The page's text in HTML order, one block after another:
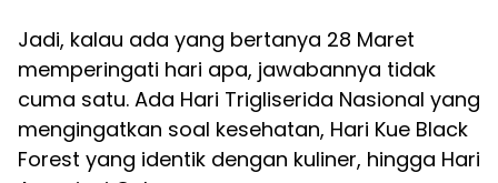
Jadi, kalau ada yang bertanya 28 Maret
memperingati hari apa, jawabannya tidak
cuma satu. Ada Hari Trigliserida Nasional yang
mengingatkan soal kesehatan, Hari Kue Black
Forest yang identik dengan kuliner, hingga Hari